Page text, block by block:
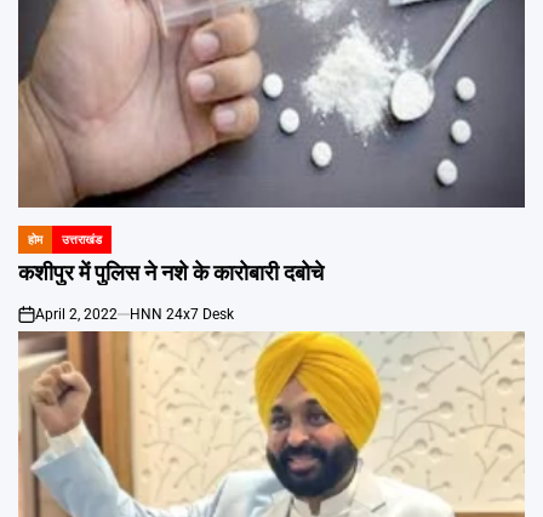
POSTED
IN
होम उत्तराखंड
कशीपुर में पुलिस ने नशे के कारोबारी दबोचे
on
April 2, 2022 HNN 24x7 Desk